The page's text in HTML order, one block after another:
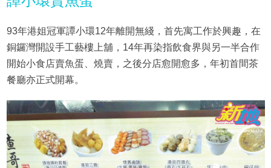
93年港姐冠軍譚小環12年離開無綫，首先寓工作於興趣，在
銅鑼灣開設手工藝樓上舖，14年再染指飲食界與另一半合作
開始小食店賣魚蛋、燒賣，之後分店愈開愈多，年初首間茶
餐廳亦正式開幕。